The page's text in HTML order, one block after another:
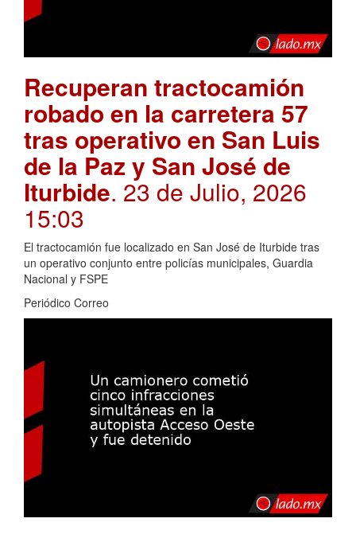
Recuperan tractocamión
robado en la carretera 57
tras operativo en San Luis
de la Paz y San José de
Iturbide. 23 de Julio, 2026
15:03
El tractocamión fue localizado en San José de Iturbide tras
un operativo conjunto entre policías municipales, Guardia
Nacional y FSPE
Periódico Correo